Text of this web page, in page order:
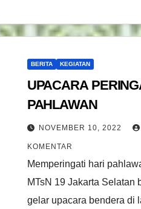
BERITA KEGIATAN
UPACARA
PAHLAWAN
NOVEMBER 10, 2022
KOMENTAR
Memperingati hari
MTsN 19 Jakarta Selatan
gelar upacara bendera di